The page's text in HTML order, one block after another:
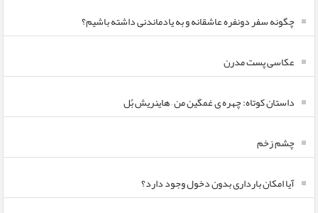
چگونه سفر دونفره عاشقانه و به یادماندنی داشته باشیم؟
عکاسی پست مدرن
داستان کوتاه: چهره ی غمگین من – هاینریش بُل
چشم زخم
آیا امکان بارداری بدون دخول وجود دارد؟